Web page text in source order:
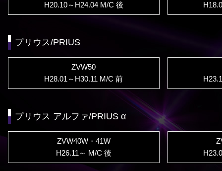
H20.10～H24.04 M/C 後
プリウス/PRIUS
ZVW50
H28.01～H30.11 M/C 前
プリウス アルファ/PRIUS α
ZVW40W・41W
H26.11～ M/C 後